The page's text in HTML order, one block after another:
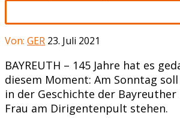
Von: GER 23. Juli 2021
BAYREUTH – 145 Jahre hat es
diesem Moment: Am Sonntag
in der Geschichte der Bayreuther
Frau am Dirigentenpult stehen.